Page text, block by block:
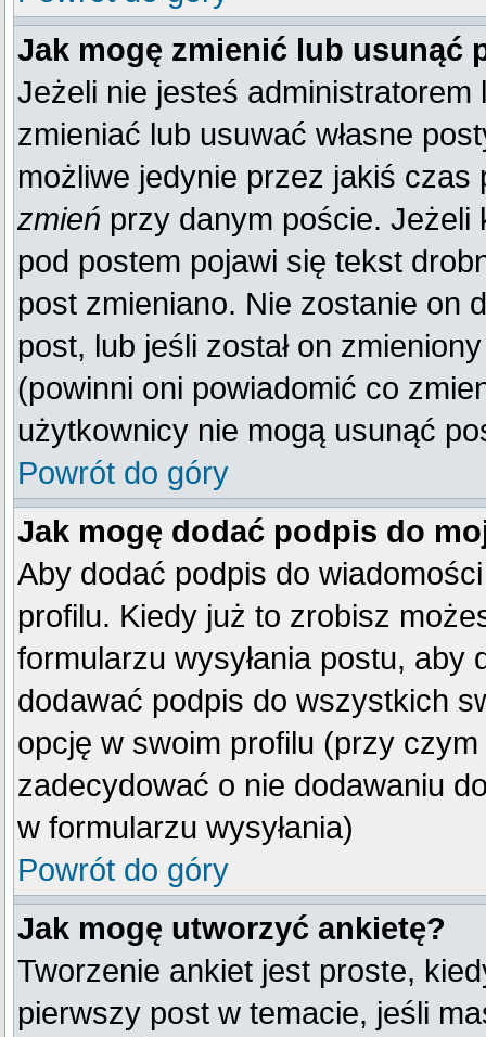
Jak mogę zmienić lub usunąć
Jeżeli nie jesteś
zmieniać lub usuwać własne
możliwe jedynie przez jakiś
zmień przy danym poście. Jeżeli
pod postem pojawi się tekst
post zmieniano. Nie zostanie on
post, lub jeśli został on
(powinni oni powiadomić co
użytkownicy nie mogą usunąć
Powrót do góry
Jak mogę dodać podpis do
Aby dodać podpis do
profilu. Kiedy już to zrobisz
formularzu wysyłania postu,
dodawać podpis do wszystkich
opcję w swoim profilu (przy
zadecydować o nie dodawaniu
w formularzu wysyłania)
Powrót do góry
Jak mogę utworzyć ankietę?
Tworzenie ankiet jest proste,
pierwszy post w temacie, jeśli